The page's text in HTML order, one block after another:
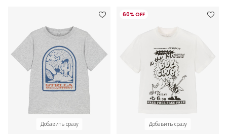
Добавить сразу
60% OFF
Добавить сразу